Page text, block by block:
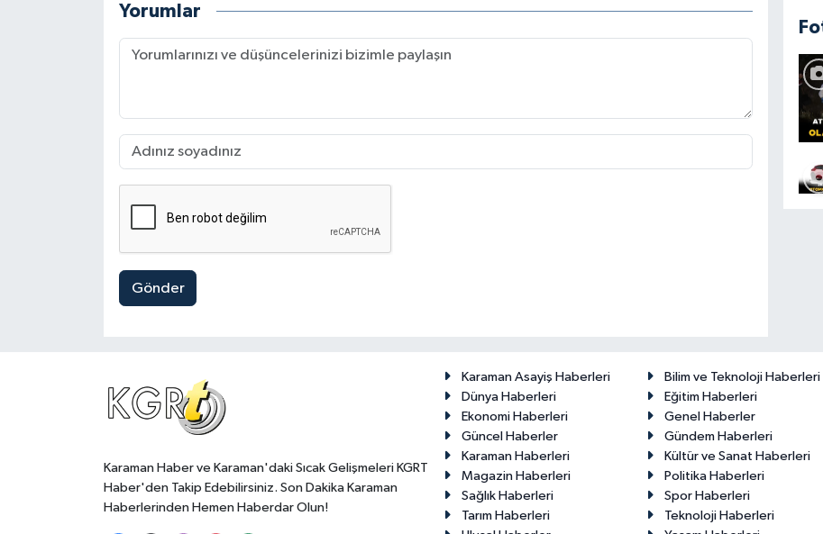
Yorumlar
Gönder
Karaman Haber ve Karaman'daki Sıcak Gelişmeleri KGRT
Haber'den Takip Edebilirsiniz. Son Dakika Karaman
Haberlerinden Hemen Haberdar Olun!
Karaman Asayiş Haberleri
Bilim ve Teknoloji Haberleri
Dünya Haberleri
Eğitim Haberleri
Ekonomi Haberleri
Genel Haberler
Güncel Haberler
Gündem Haberleri
Karaman Haberleri
Kültür ve Sanat Haberleri
Magazin Haberleri
Politika Haberleri
Sağlık Haberleri
Spor Haberleri
Tarım Haberleri
Teknoloji Haberleri